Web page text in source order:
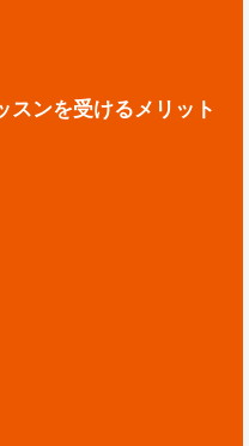
スンを受けるメリット